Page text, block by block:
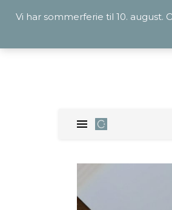
Vi har sommerferie til 10. august.